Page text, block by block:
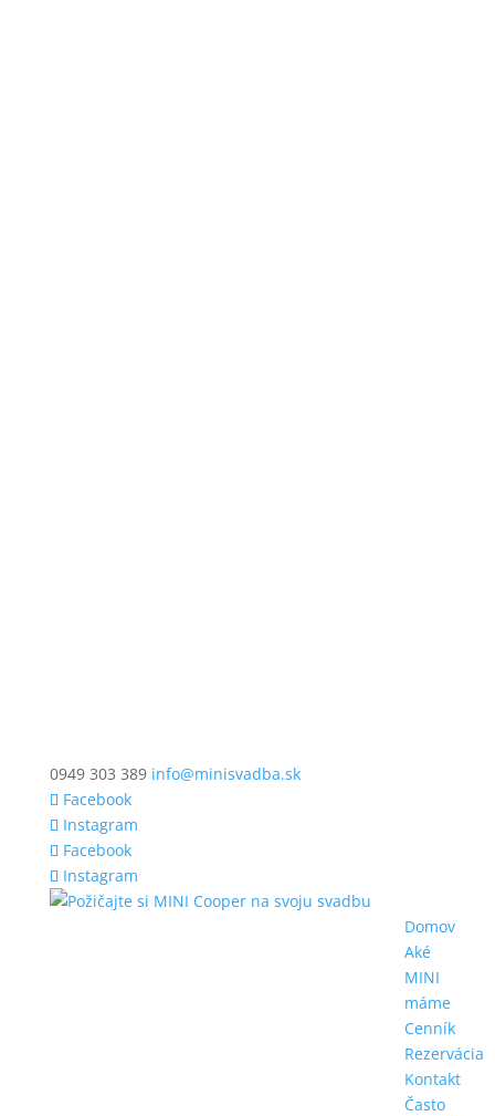
0949 303 389 info@minisvadba.sk
Facebook
Instagram
Facebook
Instagram
Domov
Aké
MINI
máme
Cenník
Rezervácia
Kontakt
Často